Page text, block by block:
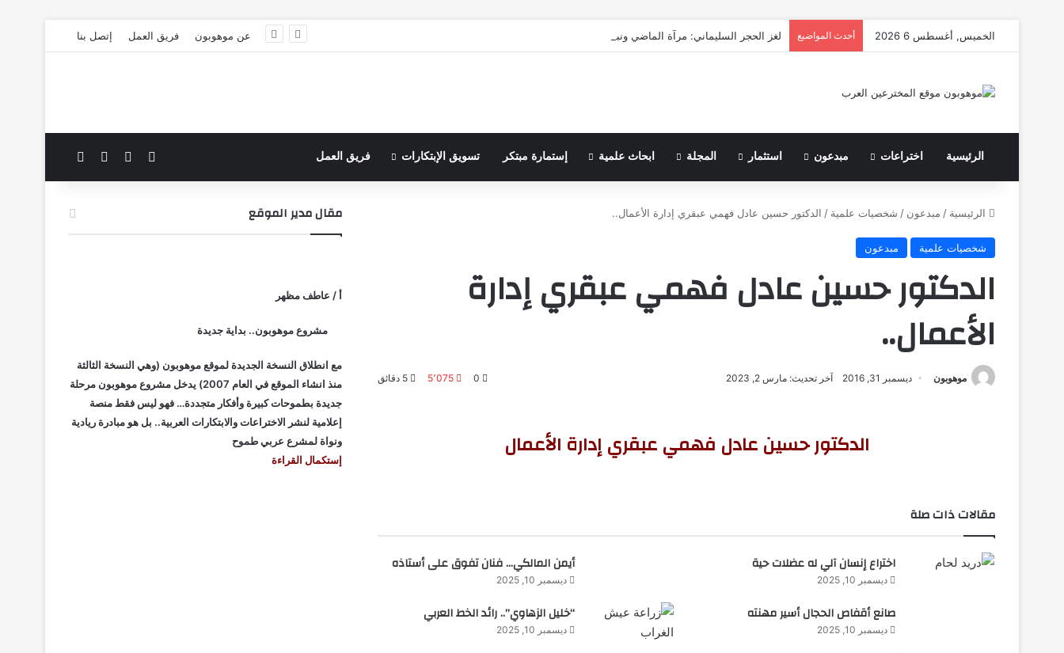
الخميس, أغسطس 6 2026 أحدث المواضيع لغز الحجر السليماني: مرآة الماضي ونبوءة الزوال عن موهوبون فريق العمل إتصل بنا
الرئيسية اختراعات مبدعون استثمار المجلة ابحاث علمية إستمارة مبتكر تسويق الإبتكارات فريق العمل فيسبوك الوضع المظلم
الرئيسية / مبدعون / شخصيات علمية / الدكتور حسين عادل فهمي عبقري إدارة الأعمال..
شخصيات علمية مبدعون
الدكتور حسين عادل فهمي عبقري إدارة
الأعمال..
موهوبون ديسمبر 31, 2016 آخر تحديث: مارس 2, 2023 0 5٬075
الدكتور حسين عادل فهمي عبقري إدارة الأعمال
مقالات ذات صلة
اختراع إنسان آلي له عضلات حية
ديسمبر 10, 2025
أيمن المالكي… فنان تفوق على أستاذه
ديسمبر 10, 2025
صانع أقفاص الحجال أسير مهنته
ديسمبر 10, 2025
“خليل الزهاوي”.. رائد الخط العربي
ديسمبر 10, 2025
مقال مدير الموقع
أ / عاطف مظهر
مشروع موهوبون.. بداية جديدة
مع انطلاق النسخة الجديدة لموقع موهوبون (وهي النسخة الثالثة
منذ انشاء الموقع في العام 2007) يدخل مشروع موهوبون مرحلة
جديدة بطموحات كبيرة وأفكار متجددة… فهو ليس فقط منصة
إعلامية لنشر الاختراعات والابتكارات العربية.. بل هو مبادرة ريادية
ونواة لمشرع عربي طموح
إستكمال القراءة